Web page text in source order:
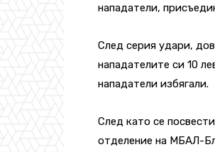
нападатели,
След серия удари,
нападателите си 10
нападатели избягали.
След като се
отделение на МБАЛ-